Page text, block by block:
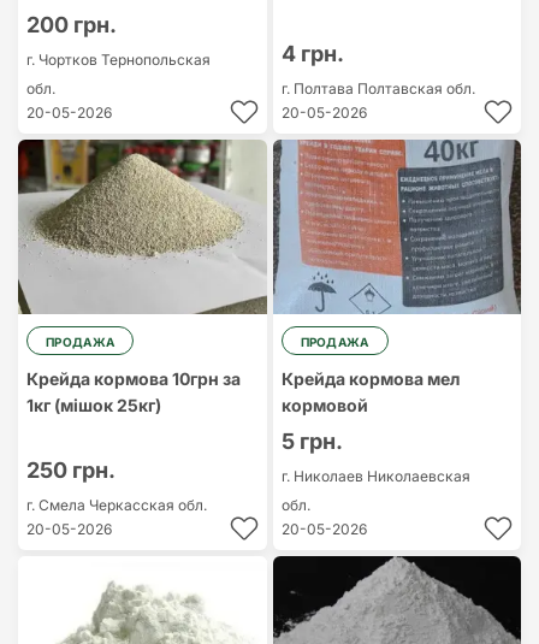
200 грн.
г. Чортков Тернопольская
обл.
20-05-2026
4 грн.
г. Полтава Полтавская обл.
20-05-2026
ПРОДАЖА
Крейда кормова 10грн за
1кг (мішок 25кг)
250 грн.
г. Смела Черкасская обл.
20-05-2026
ПРОДАЖА
Крейда кормова мел
кормовой
5 грн.
г. Николаев Николаевская
обл.
20-05-2026